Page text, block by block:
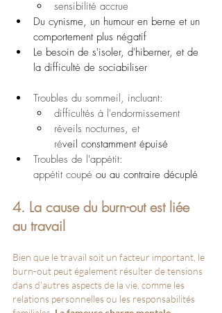
sensibilité accrue
Du cynisme, un humour en berne et un
comportement plus négatif
Le besoin de s'isoler, d'hiberner, et de
la difficulté de sociabiliser
Troubles du sommeil, incluant:
difficultés à l'endormissement
réveils nocturnes, et
réveil constamment épuisé
Troubles de l'appétit:
appétit coupé ou au contraire décuplé
4. La cause du burn-out est liée
au travail
Bien que le travail soit un facteur important, le
burn-out peut également résulter de tensions
dans d'autres aspects de la vie, comme les
relations personnelles ou les responsabilités